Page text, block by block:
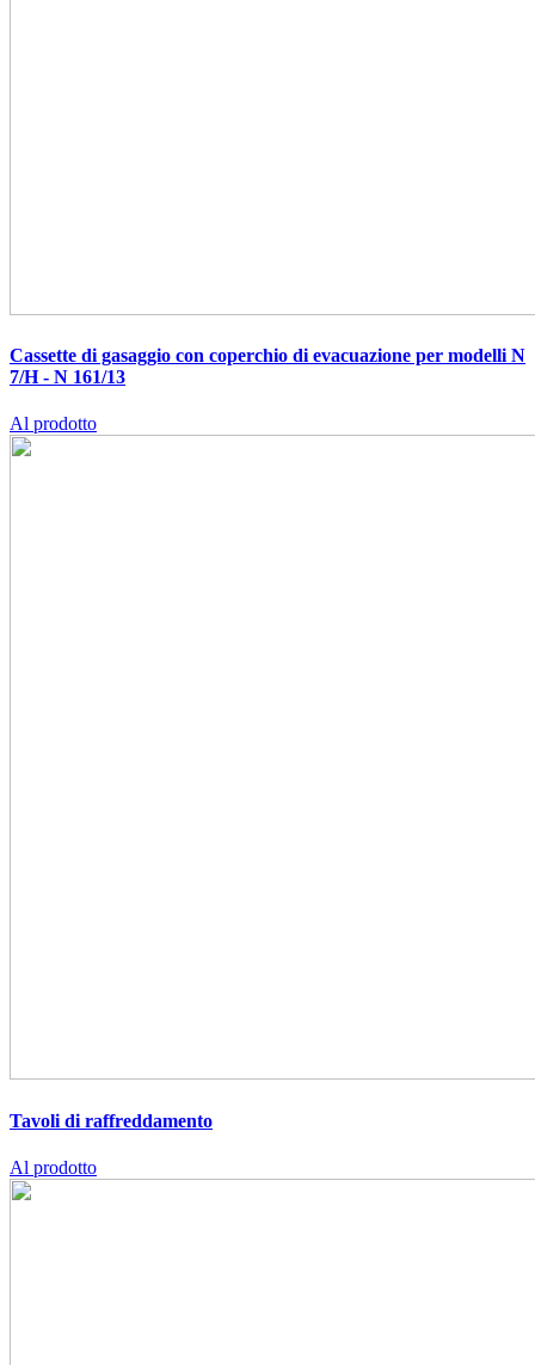
Cassette di gasaggio con coperchio di evacuazione per modelli N
7/H - N 161/13
Al prodotto
Tavoli di raffreddamento
Al prodotto